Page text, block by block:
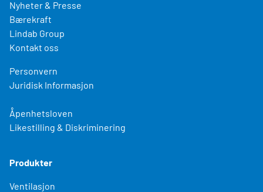
Nyheter & Presse
Bærekraft
Lindab Group
Kontakt oss
Personvern
Juridisk Informasjon
Åpenhetsloven
Likestilling & Diskriminering
Produkter
Ventilasjon